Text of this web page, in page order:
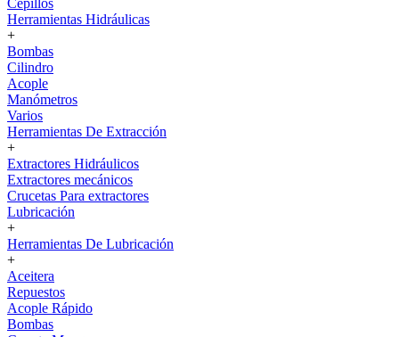
Cepillos
Herramientas Hidráulicas
+
Bombas
Cilindro
Acople
Manómetros
Varios
Herramientas De Extracción
+
Extractores Hidráulicos
Extractores mecánicos
Crucetas Para extractores
Lubricación
+
Herramientas De Lubricación
+
Aceitera
Repuestos
Acople Rápido
Bombas